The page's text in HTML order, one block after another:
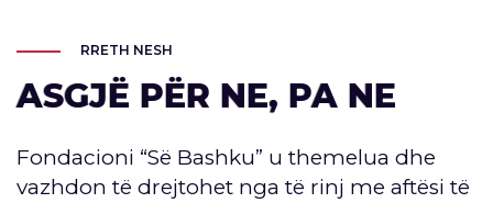
RRETH NESH
ASGJË PËR NE, PA NE
Fondacioni “Së Bashku” u themelua dhe
vazhdon tё drejtohet nga të rinj me aftësi tё